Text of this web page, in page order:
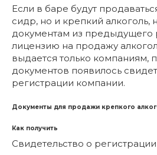
Если в баре будут
сидр, но и крепкий
документам из предыдущего
лицензию на продажу
выдается только компаниям,
документов появилось
регистрации компании.
Документы для продажи крепкого
Как получить
Свидетельство о